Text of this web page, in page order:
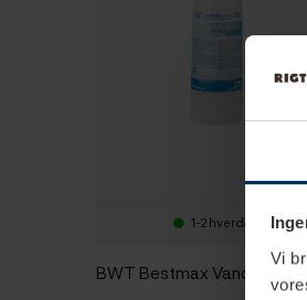
Vi
1-2 hverdage
BWT Bestmax Vandfilter